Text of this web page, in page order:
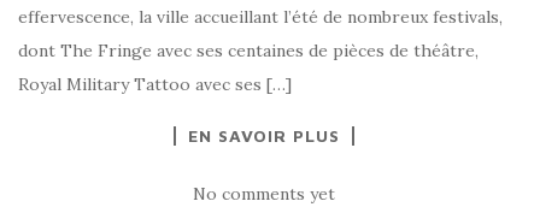
effervescence, la ville accueillant l’été de nombreux festivals,
dont The Fringe avec ses centaines de pièces de théâtre,
Royal Military Tattoo avec ses […]
EN SAVOIR PLUS
No comments yet